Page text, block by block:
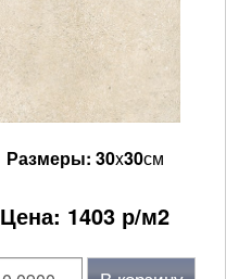
Размеры: 30x30см
Цена: 1403 р/м2